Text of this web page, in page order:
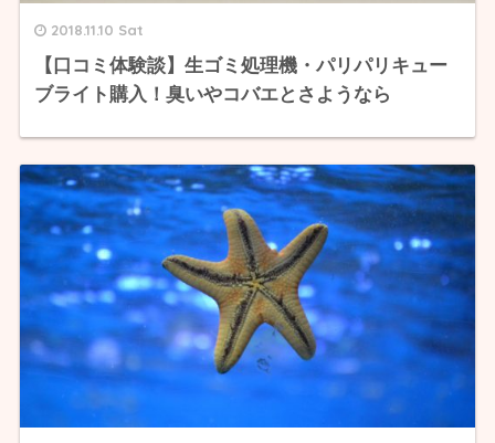
2018.11.10 Sat
【口コミ体験談】生ゴミ処理機・パリパリキュー
ブライト購入！臭いやコバエとさようなら